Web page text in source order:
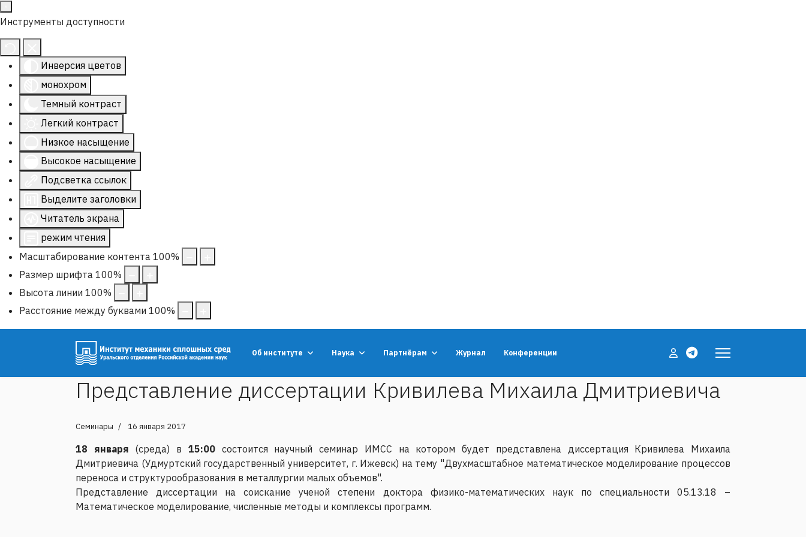
Инструменты доступности
Инверсия цветов
монохром
Темный контраст
Легкий контраст
Низкое насыщение
Высокое насыщение
Подсветка ссылок
Выделите заголовки
Читатель экрана
режим чтения
Масштабирование контента 100%
Размер шрифта 100%
Высота линии 100%
Расстояние между буквами 100%
Об институте Наука Партнёрам Журнал Конференции
Представление диссертации Кривилева Михаила Дмитриевича
Семинары 16 января 2017
18 января (среда) в 15:00состоится научный семинар ИМСС на котором будет представлена диссертация Кривилева Михаила
Дмитриевича (Удмуртский государственный университет, г. Ижевск) на тему "Двухмасштабное математическое моделирование процессов
переноса и структурообразования в металлургии малых объемов".
Представление диссертации на соискание ученой степени доктора физико-математических наук по специальности 05.13.18 –
Математическое моделирование, численные методы и комплексы программ.